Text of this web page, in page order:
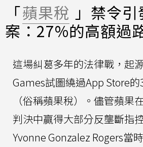
「蘋果稅 」禁令
案：27%的高額過
這場糾葛多年的法律戰，起
Games試圖繞過App Store
（俗稱蘋果稅）。儘管蘋果
判決中贏得大部分反壟斷指
Yvonne Gonzalez Rogers當